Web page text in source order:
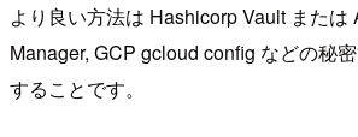
より良い方法は Hashicorp Vault または
Manager, GCP gcloud config などの秘
することです。